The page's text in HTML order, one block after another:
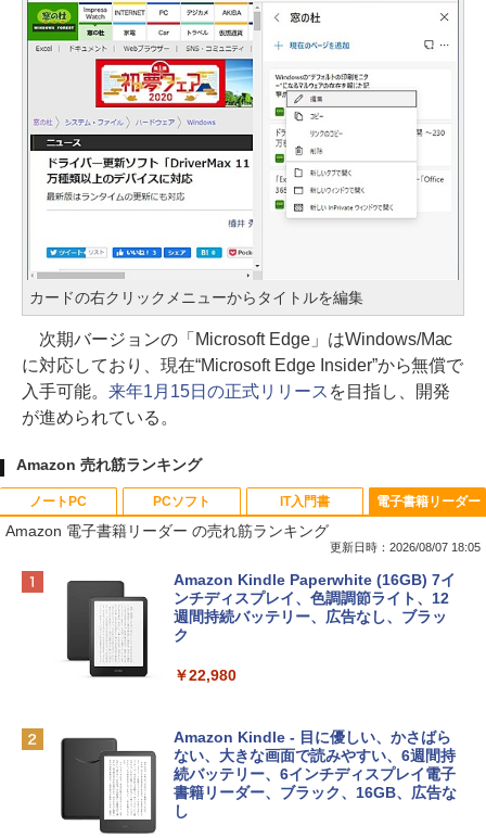
カードの右クリックメニューからタイトルを編集
次期バージョンの「Microsoft Edge」はWindows/Mac
に対応しており、現在“Microsoft Edge Insider”から無償で
入手可能。 来年1月15日の正式リリース を目指し、開発
が進められている。
Amazon 売れ筋ランキング
ノートPC
Apple 2026 MacBook Neo A18 Proチッ
プ搭載13インチノートブック：AIとAppl
e Intelligence、Liquid Retinaディスプ
レイ、8GBメモリ、512GB SSD、1080p
ィゴ + 3年延長 AppleCare+ for 13インチ
￥162,598
tomtoc 360°保護 15.6 16インチ パソコ
ンケース Dell NEC Lavie ASUS HP dyna
PCソフト
Robloxギフトカード - 800 Robux 【限
定バーチャルアイテムを含む】 【オンラ
インゲームコード】 ロブロックス | オン
ラインコード版
￥1,300
Microsoft Office Home & Business 202
4(最新 永続版)|オンラインコード版|Wind
ows11、10/mac対応|PC2台
￥39,582
IT入門書
生成AIパスポート公式テキスト 第４版
￥1,766
出す プロンプトの言葉 AI画像生成シリー
ズ (はぴーイラストLabo)
￥480
電子書籍リーダー
Amazon 電子書籍リーダー の売れ筋ランキング
更新日時：2026/08/07 18:05
Amazon Kindle Paperwhite (16GB) 7イ
ンチディスプレイ、色調調節ライト、12
週間持続バッテリー、広告なし、ブラッ
ク
￥22,980
Amazon Kindle - 目に優しい、かさばら
ない、大きな画面で読みやすい、6週間持
続バッテリー、6インチディスプレイ電子
書籍リーダー、ブラック、16GB、広告な
し